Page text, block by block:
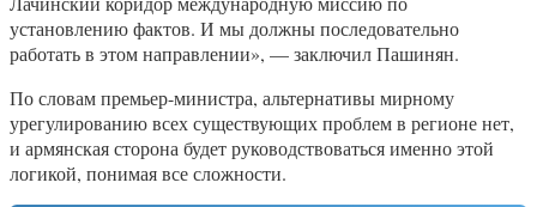
установлению фактов. И мы должны последовательно
работать в этом направлении», — заключил Пашинян.
По словам премьер-министра, альтернативы мирному
урегулированию всех существующих проблем в регионе нет,
и армянская сторона будет руководствоваться именно этой
логикой, понимая все сложности.